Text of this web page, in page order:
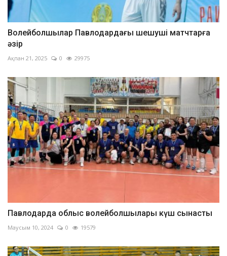
Волейболшылар Павлодардағы шешуші матчтарға
әзір
Ақпан 21, 2025 0 29975
Павлодарда облыс волейболшылары күш сынасты
Маусым 10, 2024 0 19579